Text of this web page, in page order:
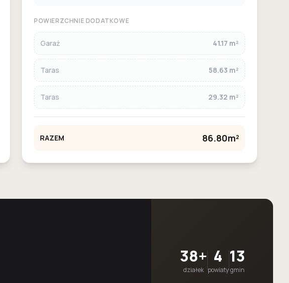
POWIERZCHNIE DODATKOWE
Garaż 41.17 m²
Taras 58.63 m²
Taras 29.32 m²
RAZEM 86.80m²
38+
działek
4
powiaty
13
gmin